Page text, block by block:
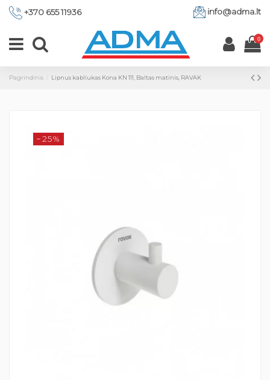
+370 655 11936 info@adma.lt
0
Pagrindinis Lipnus kabliukas Kona KN 111, Baltas matinis, RAVAK
−25%